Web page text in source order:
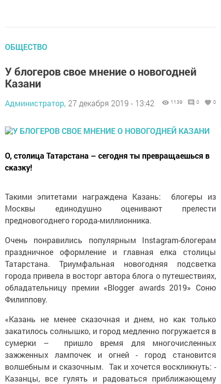
ОБЩЕСТВО
У блогеров свое мнение о новогодней
Казани
Администратор, 27 декабря 2019 - 13:42 1139 0 0
О, столица Татарстана – сегодня ты превращаешься в
сказку!
Такими эпитетами награждена Казань: блогеры из
Москвы единодушно оценивают прелести
предновогоднего города-миллионника.
Очень понравились популярным Instagram-блогерам
праздничное оформление и главная елка столицы
Татарстана. Триумфальная новогодняя подсветка
города привела в восторг автора блога о путешествиях,
обладательницу премии «Blogger awards 2019» Соню
Филиппову.
«Казань не менее сказочная и днем, но как только
закатилось солнышко, и город медленно погружается в
сумерки – пришло время для многочисленных
зажженных лампочек и огней - город становится
волшебным и сказочным. Так и хочется воскликнуть: -
Казанцы, все гулять и радоваться приближающему